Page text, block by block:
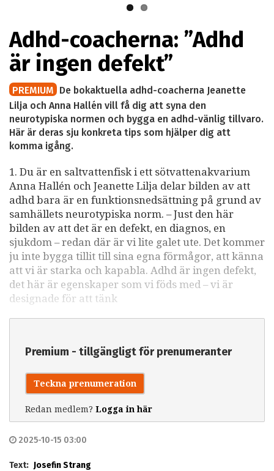
Adhd-coacherna: ”Adhd
är ingen defekt”
PREMIUM De bokaktuella adhd-coacherna Jeanette
Lilja och Anna Hallén vill få dig att syna den
neurotypiska normen och bygga en adhd-vänlig tillvaro.
Här är deras sju konkreta tips som hjälper dig att
komma igång.
1. Du är en saltvattenfisk i ett sötvattenakvarium
Anna Hallén och Jeanette Lilja delar bilden av att
adhd bara är en funktionsnedsättning på grund av
samhällets neurotypiska norm. – Just den här
bilden av att det är en defekt, en diagnos, en
sjukdom – redan där är vi lite galet ute. Det kommer
ju inte bygga tillit till sina egna förmågor, att känna
att vi är starka och kapabla. Adhd är ingen defekt,
det här är egenskaper som vi föds med – vi är
designade för att tänk
Premium - tillgängligt för prenumeranter
Teckna prenumeration
Redan medlem? Logga in här
2025-10-15 03:00
Text: Josefin Strang